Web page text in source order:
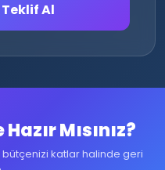
Al
Mısınız?
bütçenizi katlar halinde geri